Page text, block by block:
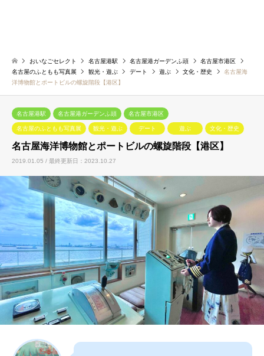
おいなごセレクト 名古屋港駅 名古屋港ガーデンふ頭
名古屋市港区
名古屋のふともも写真展
観光・遊ぶ デート 遊ぶ 文化・歴史
名古屋海
洋博物館とポートビルの螺旋階段【港区】
名古屋港駅 名古屋港ガーデンふ頭 名古屋市港区
名古屋のふともも写真展 観光・遊ぶ デート 遊ぶ 文化・歴史
名古屋海洋博物館とポートビルの螺旋階段【港区】
2019.01.05 / 最終更新日：2023.10.27